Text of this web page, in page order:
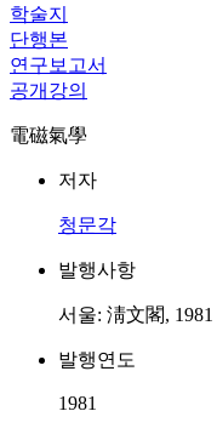
학술지
단행본
연구보고서
공개강의
電磁氣學
저자
청문각
발행사항
서울: 淸文閣, 1981
발행연도
1981